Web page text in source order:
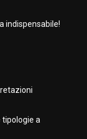
indispensabile!
tipologie a